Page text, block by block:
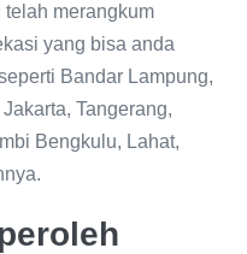
merangkum
yang bisa anda
Bandar Lampung,
Tangerang,
Bengkulu, Lahat,